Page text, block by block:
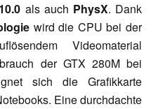
als auch PhysX. Dank
wird die CPU bei der
Videomaterial
der GTX 280M bei
sich die Grafikkarte
Eine durchdachte